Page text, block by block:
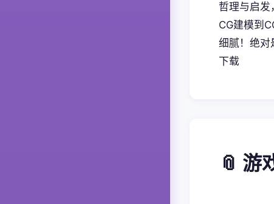
哲理与启发
CG建模到
细腻！绝对
下载
📎 游